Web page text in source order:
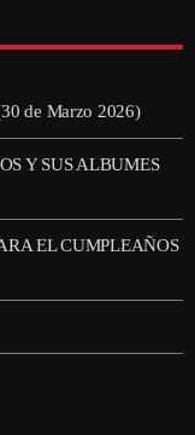
de Marzo 2026)
Y SUS ALBUMES
EL CUMPLEAÑOS